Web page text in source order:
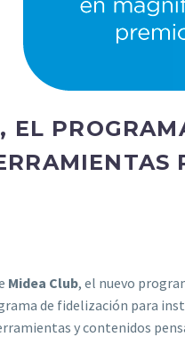
EL
Midea Club, el nuevo
de fidelización para
y contenidos